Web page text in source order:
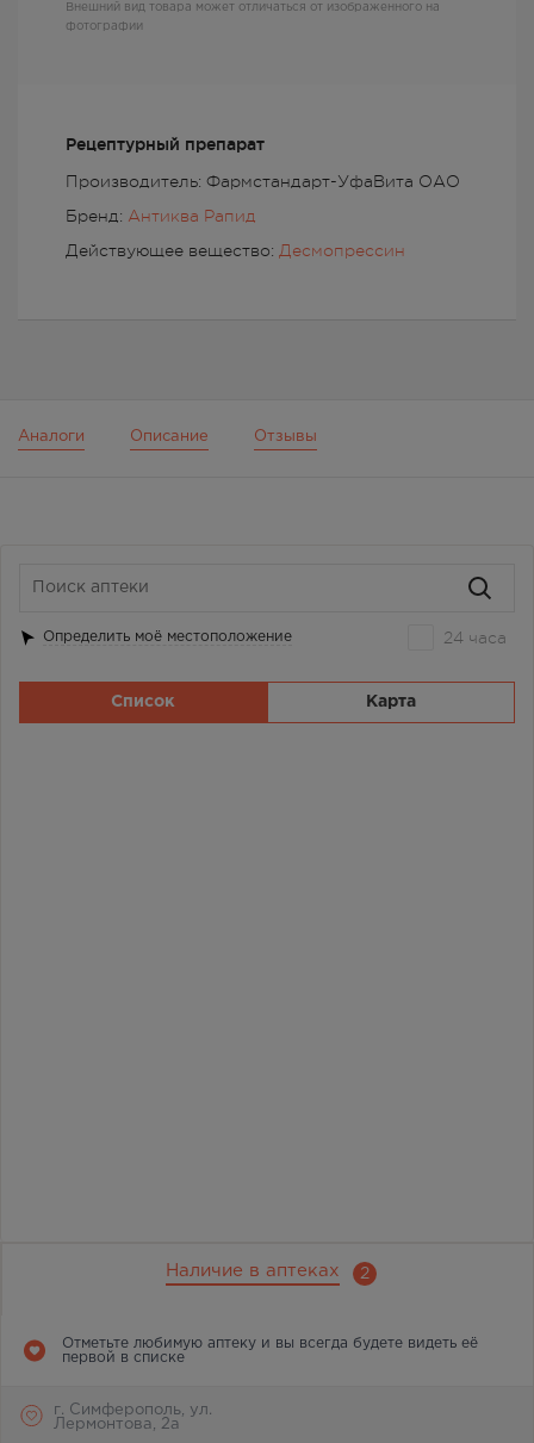
Рецептурный препарат
Производитель: Фармстандарт-УфаВита ОАО
Бренд: Антиква Рапид
Действующее вещество: Десмопрессин
Внешний вид товара может отличаться от изображенного на
фотографии
Аналоги Описание Отзывы
Наличие в аптеках 2
Отметьте любимую аптеку и вы всегда будете видеть её
первой в списке
г. Симферополь, ул.
Лермонтова, 2а
Определить моё местоположение 24 часа
Список Карта